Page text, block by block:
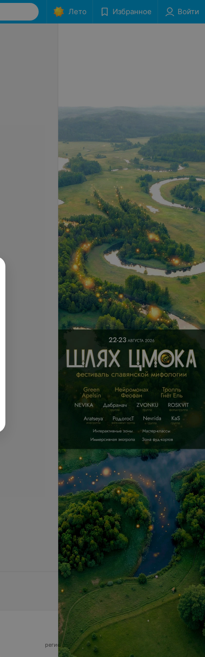
Лето Избранное Войти
© 2026 ООО «Артокс Лаб», УНП 191700409,
регистрирующий орган - Минский горисполком
220012, Республика Беларусь, г. Минск,